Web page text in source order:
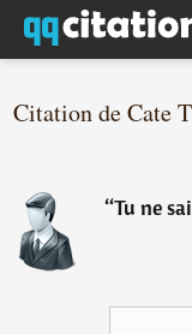
Citation de Cate
“Tu ne